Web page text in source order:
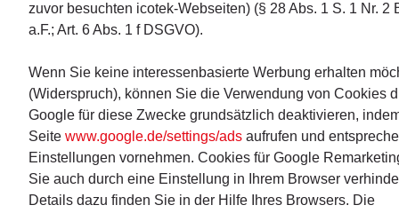
zuvor besuchten icotek-Webseiten) (§ 28 Abs. 1 S. 1 Nr. 2
a.F.; Art. 6 Abs. 1 f DSGVO).
Wenn Sie keine interessenbasierte Werbung erhalten
(Widerspruch), können Sie die Verwendung von Cookies
Google für diese Zwecke grundsätzlich deaktivieren,
Seite www.google.de/settings/ads aufrufen und
Einstellungen vornehmen. Cookies für Google
Sie auch durch eine Einstellung in Ihrem Browser
Details dazu finden Sie in der Hilfe Ihres Browsers. Die